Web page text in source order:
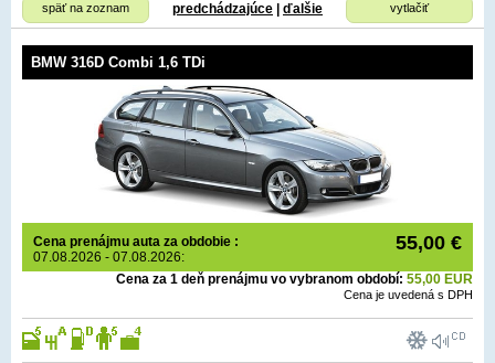
späť na zoznam vytlačiť
predchádzajúce ďalšie
BMW 316D Combi 1,6 TDi
Cena prenájmu auta za obdobie :
07.08.2026 - 07.08.2026:
55,00 €
Cena za 1 deň prenájmu vo vybranom období: 55,00 EUR
Cena je uvedená s DPH